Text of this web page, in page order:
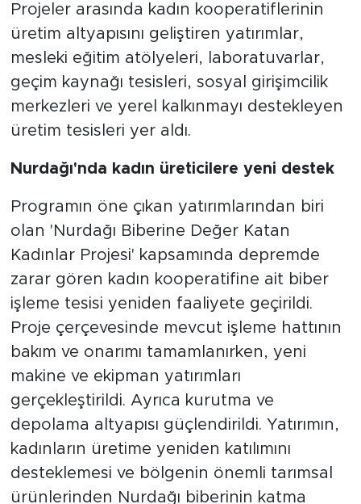
Projeler arasında kadın kooperatiflerinin
üretim altyapısını geliştiren yatırımlar,
mesleki eğitim atölyeleri, laboratuvarlar,
geçim kaynağı tesisleri, sosyal girişimcilik
merkezleri ve yerel kalkınmayı destekleyen
üretim tesisleri yer aldı.
Nurdağı'nda kadın üreticilere yeni destek
Programın öne çıkan yatırımlarından biri
olan 'Nurdağı Biberine Değer Katan
Kadınlar Projesi' kapsamında depremde
zarar gören kadın kooperatifine ait biber
işleme tesisi yeniden faaliyete geçirildi.
Proje çerçevesinde mevcut işleme hattının
bakım ve onarımı tamamlanırken, yeni
makine ve ekipman yatırımları
gerçekleştirildi. Ayrıca kurutma ve
depolama altyapısı güçlendirildi. Yatırımın,
kadınların üretime yeniden katılımını
desteklemesi ve bölgenin önemli tarımsal
ürünlerinden Nurdağı biberinin katma